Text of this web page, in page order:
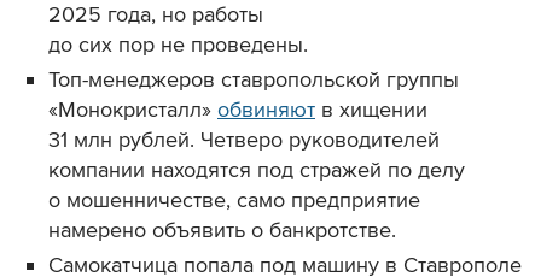
2025 года, но работы
до сих пор не проведены.
Топ-менеджеров ставропольской группы
«Монокристалл» обвиняют в хищении
31 млн рублей. Четверо руководителей
компании находятся под стражей по делу
о мошенничестве, само предприятие
намерено объявить о банкротстве.
Самокатчица попала под машину в Ставрополе